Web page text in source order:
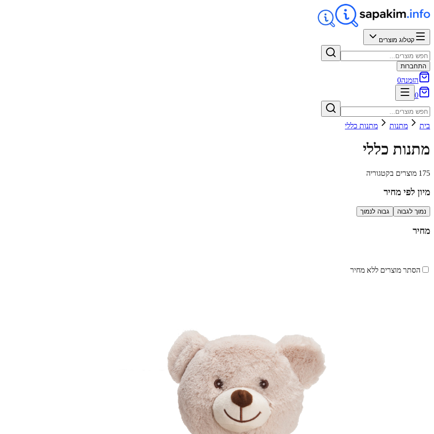
קטלוג מוצרים
התחברות
הזמנה0
0
בית מתנות מתנות כללי
מתנות כללי
175 מוצרים בקטגוריה
מיון לפי מחיר
נמוך לגבוה גבוה לנמוך
מחיר
הסתר מוצרים ללא מחיר